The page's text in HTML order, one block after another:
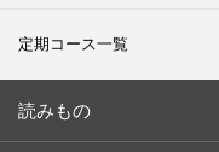
定期コース一覧
読みもの